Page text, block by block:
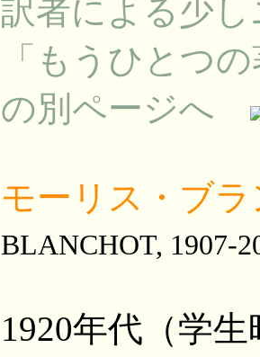
訳者による少
「もうひとつ
の別ページへ
モーリス・ブ
BLANCHOT, 1907-
1920年代（学